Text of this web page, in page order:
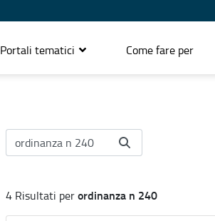
Portali tematici Come fare per
4 Risultati perordinanza n 240